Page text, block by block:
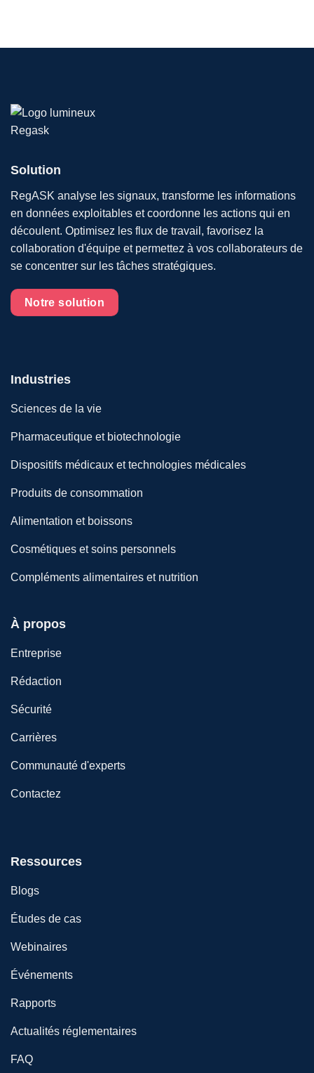
Solution
RegASK analyse les signaux, transforme les informations
en données exploitables et coordonne les actions qui en
découlent. Optimisez les flux de travail, favorisez la
collaboration d'équipe et permettez à vos collaborateurs de
se concentrer sur les tâches stratégiques.
Notre solution
Industries
Sciences de la vie
Pharmaceutique et biotechnologie
Dispositifs médicaux et technologies médicales
Produits de consommation
Alimentation et boissons
Cosmétiques et soins personnels
Compléments alimentaires et nutrition
À propos
Entreprise
Rédaction
Sécurité
Carrières
Communauté d'experts
Contactez
Ressources
Blogs
Études de cas
Webinaires
Événements
Rapports
Actualités réglementaires
FAQ